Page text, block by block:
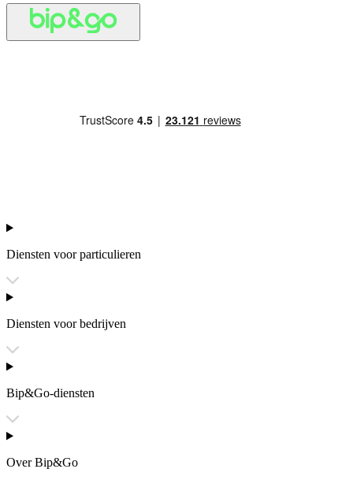
Diensten voor particulieren
Diensten voor bedrijven
Bip&Go-diensten
Over Bip&Go